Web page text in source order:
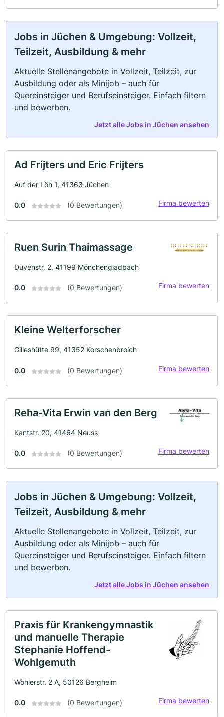
Jobs in Jüchen & Umgebung: Vollzeit,
Teilzeit, Ausbildung & mehr
Aktuelle Stellenangebote in Vollzeit, Teilzeit, zur
Ausbildung oder als Minijob – auch für
Quereinsteiger und Berufseinsteiger. Einfach filtern
und bewerben.
Jetzt alle Jobs in Jüchen ansehen
Ad Frijters und Eric Frijters
Auf der Löh 1, 41363 Jüchen
0.0 (0 Bewertungen) Firma bewerten
Ruen Surin Thaimassage
Duvenstr. 2, 41199 Mönchengladbach
0.0 (0 Bewertungen) Firma bewerten
Kleine Welterforscher
Gilleshütte 99, 41352 Korschenbroich
0.0 (0 Bewertungen) Firma bewerten
Reha-Vita Erwin van den Berg
Kantstr. 20, 41464 Neuss
0.0 (0 Bewertungen) Firma bewerten
Jobs in Jüchen & Umgebung: Vollzeit,
Teilzeit, Ausbildung & mehr
Aktuelle Stellenangebote in Vollzeit, Teilzeit, zur
Ausbildung oder als Minijob – auch für
Quereinsteiger und Berufseinsteiger. Einfach filtern
und bewerben.
Jetzt alle Jobs in Jüchen ansehen
Praxis für Krankengymnastik
und manuelle Therapie
Stephanie Hoffend-
Wohlgemuth
Wöhlerstr. 2 A, 50126 Bergheim
0.0 (0 Bewertungen) Firma bewerten